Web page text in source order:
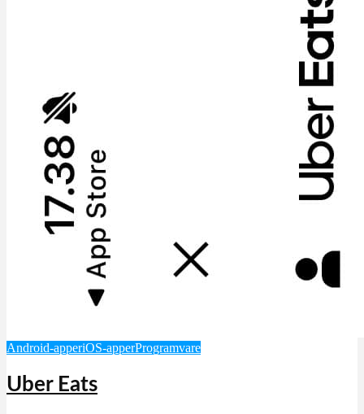
Android-apperiOS-apperProgramvare
Uber Eats